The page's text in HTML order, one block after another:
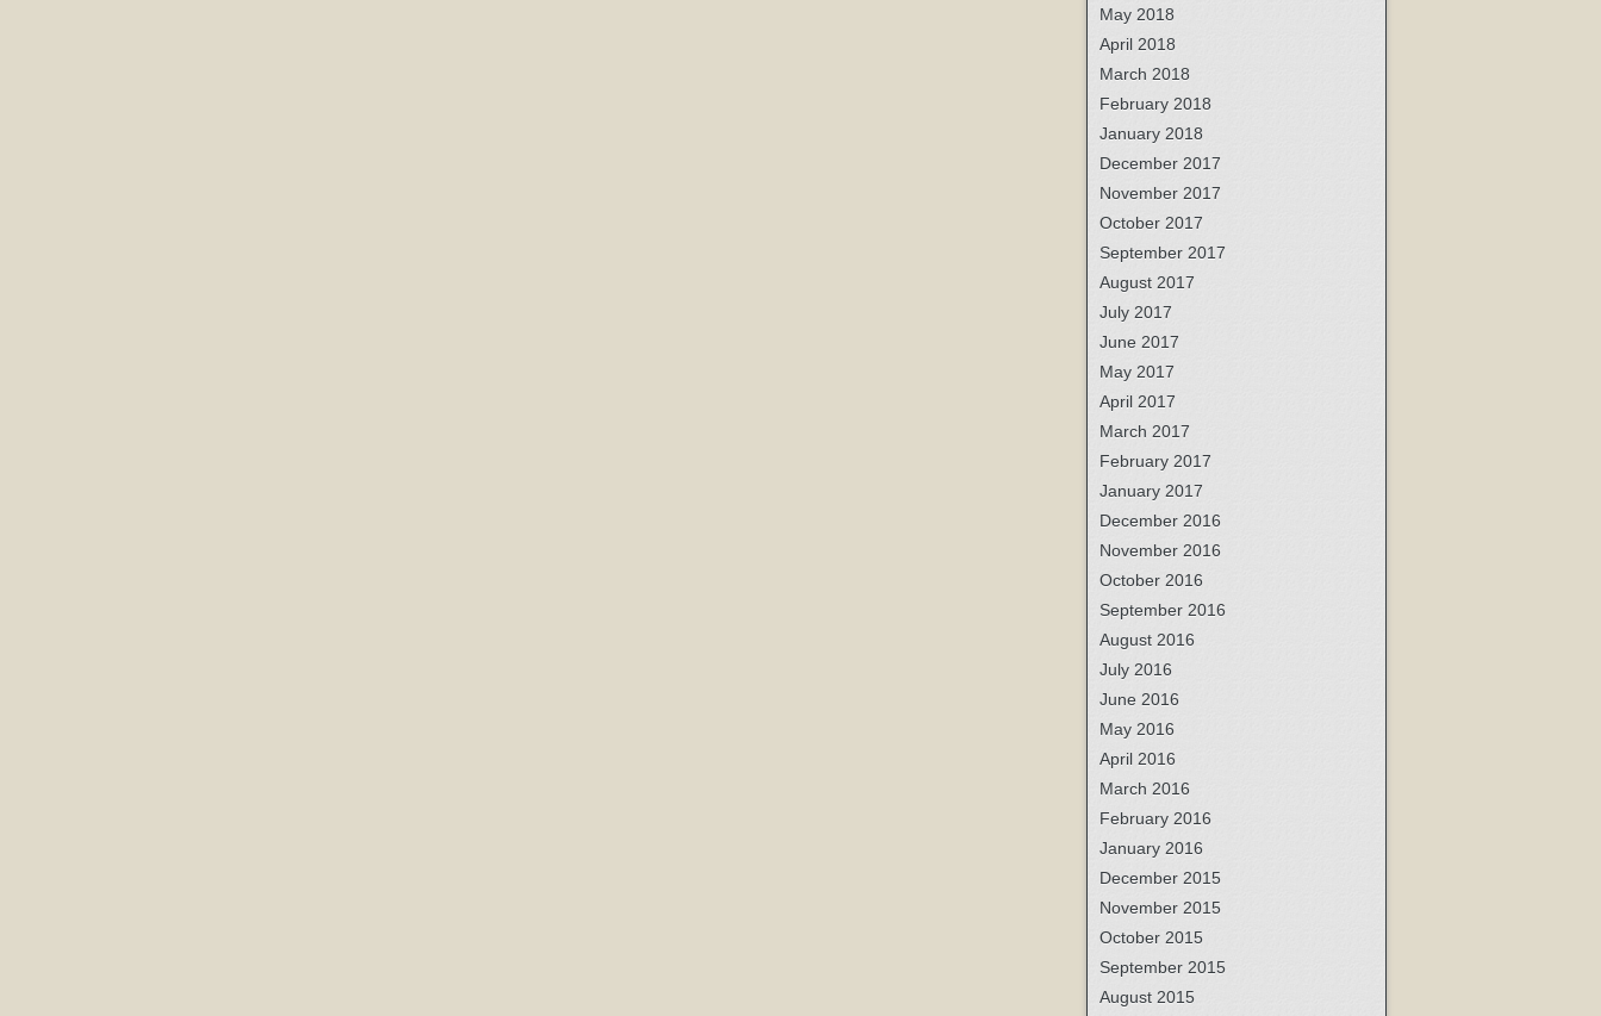
May 2018
April 2018
March 2018
February 2018
January 2018
December 2017
November 2017
October 2017
September 2017
August 2017
July 2017
June 2017
May 2017
April 2017
March 2017
February 2017
January 2017
December 2016
November 2016
October 2016
September 2016
August 2016
July 2016
June 2016
May 2016
April 2016
March 2016
February 2016
January 2016
December 2015
November 2015
October 2015
September 2015
August 2015